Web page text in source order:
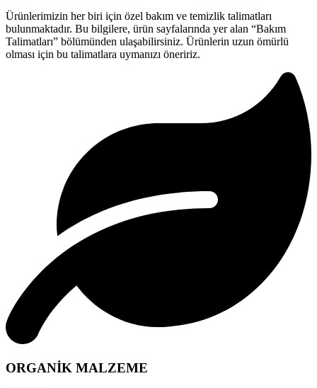
Ürünlerimizin her biri için özel bakım ve temizlik talimatları
bulunmaktadır. Bu bilgilere, ürün sayfalarında yer alan “Bakım
Talimatları” bölümünden ulaşabilirsiniz. Ürünlerin uzun ömürlü
olması için bu talimatlara uymanızı öneririz.
ORGANİK MALZEME